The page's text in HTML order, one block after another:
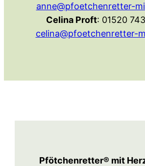
anne@pfoetchenretter-
Celina Proft: 01520
celina@pfoetchenretter-
Pfötchenretter® mit